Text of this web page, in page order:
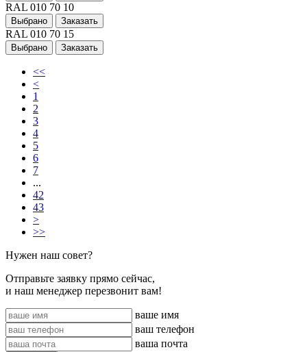
RAL 010 70 10
Выбрано Заказать
RAL 010 70 15
Выбрано Заказать
<<
<
1
2
3
4
5
6
7
...
42
43
>
>>
Нужен наш совет?
Отправьте заявку прямо сейчас,
и наш менеджер перезвонит вам!
ваше имя
ваш телефон
ваша почта